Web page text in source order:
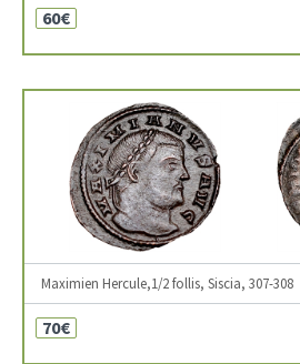
60€
Maximien Hercule,1/2 follis, Siscia, 307-308
70€